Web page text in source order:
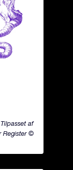
af
Register ©